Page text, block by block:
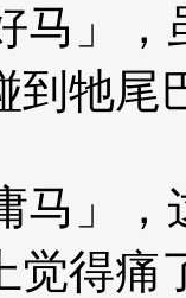
」，
到牠尾
」，
觉得痛